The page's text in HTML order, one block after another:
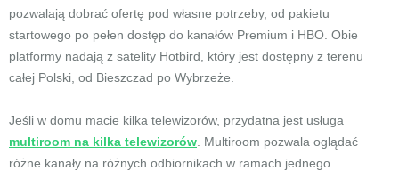
pozwalają dobrać ofertę pod własne potrzeby, od pakietu
startowego po pełen dostęp do kanałów Premium i HBO. Obie
platformy nadają z satelity Hotbird, który jest dostępny z terenu
całej Polski, od Bieszczad po Wybrzeże.
Jeśli w domu macie kilka telewizorów, przydatna jest usługa
multiroom na kilka telewizorów . Multiroom pozwala oglądać
różne kanały na różnych odbiornikach w ramach jednego